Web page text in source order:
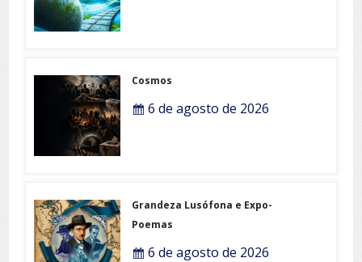
Cosmos
6 de agosto de 2026
Grandeza Lusófona e Expo-
Poemas
6 de agosto de 2026